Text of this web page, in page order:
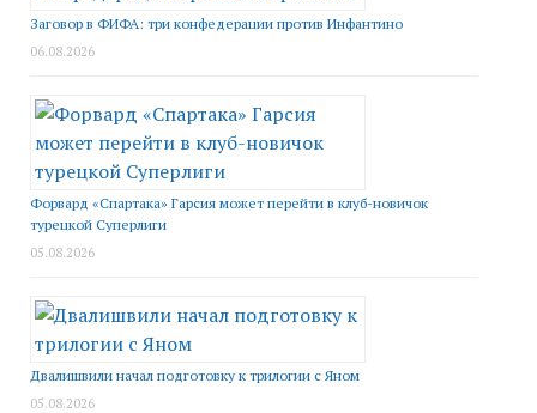
Заговор в ФИФА: три конфедерации против Инфантино
06.08.2026
Форвард «Спартака» Гарсия может перейти в клуб-новичок
турецкой Суперлиги
05.08.2026
Двалишвили начал подготовку к трилогии с Яном
05.08.2026